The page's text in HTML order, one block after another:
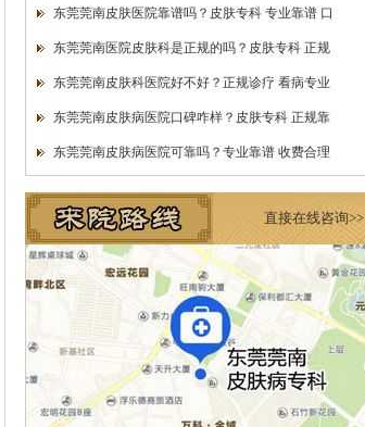
东莞莞南皮肤医院靠谱吗？皮肤专科 专业靠谱 口
东莞莞南医院皮肤科是正规的吗？皮肤专科 正规
东莞莞南皮肤科医院好不好？正规诊疗 看病专业
东莞莞南皮肤病医院口碑咋样？皮肤专科 正规靠
东莞莞南皮肤病医院可靠吗？专业靠谱 收费合理
直接在线咨询>>